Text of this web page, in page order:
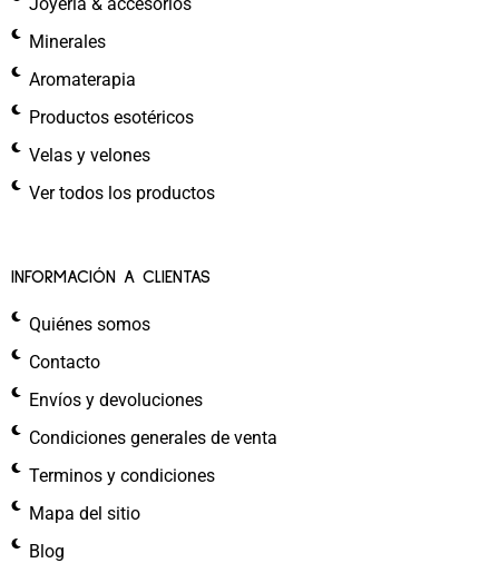
Minerales
Aromaterapia
Productos esotéricos
Velas y velones
Ver todos los productos
INFORMACIÓN A CLIENTAS
Quiénes somos
Contacto
Envíos y devoluciones
Condiciones generales de venta
Terminos y condiciones
Mapa del sitio
Blog